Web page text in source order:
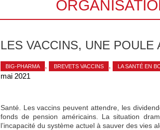
LES VACCINS, UNE POULE
BIG-PHARMA , BREVETS VACCINS , LA SANTÉ EN
mai 2021
Santé. Les vaccins peuvent attendre, les
fonds de pension américains. La situation
l’incapacité du système actuel à sauver des vies